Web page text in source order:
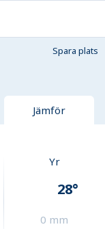
Spara plats
Jämför
Yr
28°
0 mm